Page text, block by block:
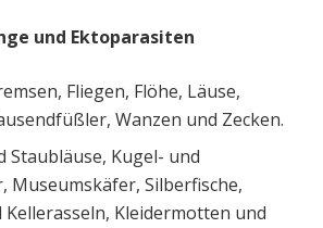
und Ektoparasiten
Fliegen, Flöhe, Läuse,
Wanzen und Zecken.
Staubläuse, Kugel- und
Museumskäfer, Silberfische,
Kleidermotten und